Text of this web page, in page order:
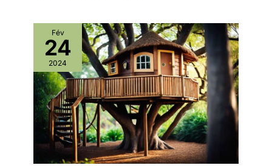
Fév
24
2024